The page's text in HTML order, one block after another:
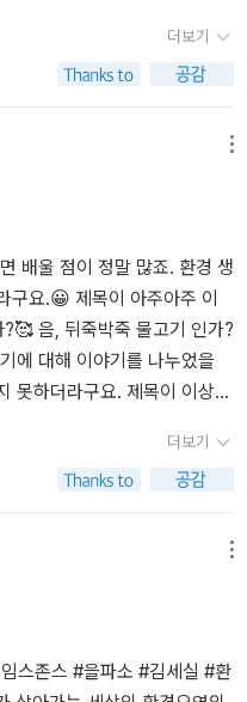
해 할 수 있는 일을 더욱 생각
용하는 쓰레기를 줄이기 위
험을 바탕으로 한 것을 알고는
싶더라고요. 저자의 아이들
레기를 보고 플라스틱과 물고
서 플라스틱을 물고기로 묘사
제로 다큐멘터리에서 본 것
렇게 환경 감수성을 심어줄
요하지만 쓰레기를 함부로
각이 들었습니다. 그리고 책
레기가 흘러 들어가지 않도
어야 한다는 것을 좀 더 많이
와 함께 보면서 환경에 대해
.
을까?<세모의 완벽한 자리>
부부작가 들려주는 환경 생
도대체 무슨 일이 벌어지고
엄을 치다가 어딘가 다르게
기는 더 자세히 보려고 다가
치다 이상한 물고기를 발견
찾아주기 위한 여정을 함께
게 된다. 이게 다 뭐지? 처음
레기를 먹이로 오해해 먹고
보며 '이런 상황 속에서 바닷
구나...' 싶었다. 예쁜 해초그
곳에 있지 말아야 할 바다 쓰
면 좋으련만 지금 이 순간에도
아프다. 해마다 일천이백만
다. 일 분 마다 쓰레기차 한 대
과 같다고 한다. 세상에...심
할 줄이야...'우리가 바다의 생
한없이 미안해진다. 단순히
르겠다.지금이라도 늦지 않았
하고 싶지만 '괜찮을까??' 하
더보기
배울 점이 정말 많죠. 환경 생
구요.😀 제목이 아주아주 이
음, 뒤죽박죽 물고기 인가?
에 대해 이야기를 나누었을
못하더라구요. 제목이 이상한
른 물고기를 발견해요🥰 엄마
있는 물고기는 작게 보이는
를 신기해 하더라구요. 그 앞
시나요? 정말 다른 물고기와
을 찾는 여정 중 여러 친구들
그물!! 아저씨가 바다에 놔두
안타깝죠. 바다 동물들이 사
는 다는 사실은 많이 알려졌
더보기
스존스 #을파소 #김세실 #환